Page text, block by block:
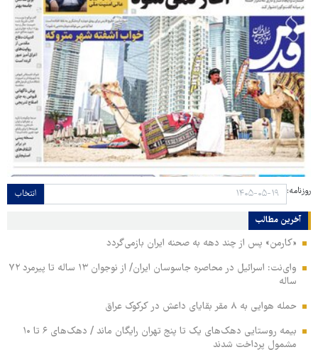
روزنامه: انتخاب
آخرین مطالب
«کارمن» پس از چند دهه به صحنه ایران بازمی‌گردد
وای‌نت: اسرائیل در محاصره جاسوسان ایران/ از نوجوان ۱۳ ساله تا پیرمرد ۷۲
ساله
حمله هوایی به ۸ مقر بقایای داعش در کرکوک عراق
بیمه روستایی دهک‌های یک تا پنج تهران رایگان ماند / دهک‌های ۶ تا ۱۰
مشمول پرداخت شدند